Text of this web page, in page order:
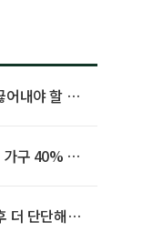
어내야 할 사
가구 40% 노
더 단단해진